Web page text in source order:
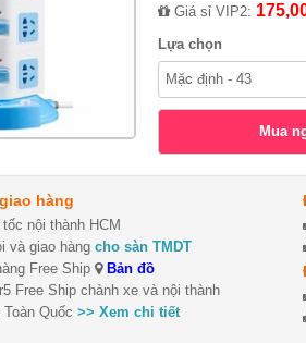
Giá sỉ VIP2:
Lựa chọn
hàng
nội thành HCM
và giao hàng cho sàn TMDT
Free Ship
Bản đồ
Free Ship chành xe và nội thành
Quốc >> Xem chi tiết